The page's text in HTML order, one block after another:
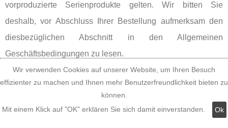
vorproduzierte Serienprodukte gelten. Wir bitten Sie
deshalb, vor Abschluss Ihrer Bestellung aufmerksam den
diesbezüglichen Abschnitt in den Allgemeinen
Geschäftsbedingungen zu lesen.
Wir verwenden Cookies auf unserer Website, um Ihren Besuch
effizienter zu machen und Ihnen mehr Benutzerfreundlichkeit bieten zu
können.
Mit einem Klick auf "OK" erklären Sie sich damit einverstanden.
Ok